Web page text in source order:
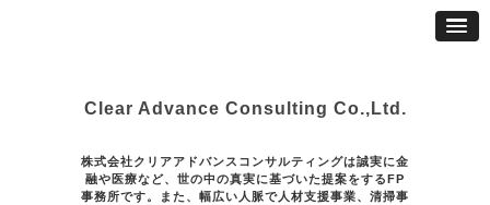
Clear Advance Consulting Co.,Ltd.
株式会社クリアアドバンスコンサルティングは誠実に金
融や医療など、世の中の真実に基づいた提案をするFP
事務所です。また、幅広い人脈で人材支援事業、清掃事